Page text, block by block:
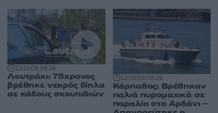
12:1509.08.26
Λουτράκι: 75χρονος
βρέθηκε νεκρός δίπλα
σε κάδους σκουπιδιών
12:0909.08.26
Κάρπαθος: Βρέθηκαν
παλιά πυρομαχικά σε
παραλία στο Αρδάνι –